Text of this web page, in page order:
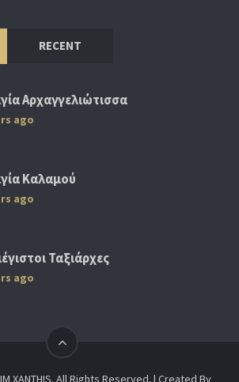
RECENT
Αρχαγγελιώτισσα
ago
Καλαμού
ago
Ταξιάρχες
ago
XANTHIS. All Rights Reserved. | Created By